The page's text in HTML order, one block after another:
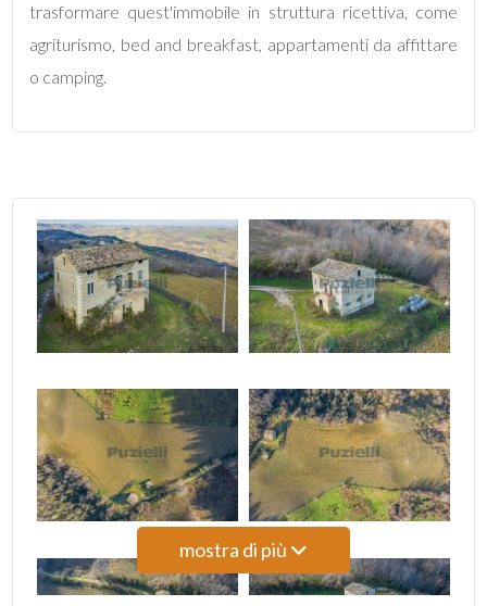
trasformare quest'immobile in struttura ricettiva, come
agriturismo, bed and breakfast, appartamenti da affittare
o camping.
mostra di più
2
5
5+
minime
Qualsiasi
1
2